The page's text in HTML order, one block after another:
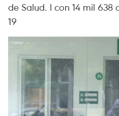
de Salud. l con 14 mil 638
19